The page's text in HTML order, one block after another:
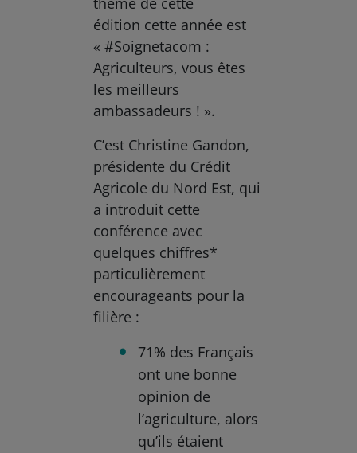
édition cette année est
« #Soignetacom :
Agriculteurs, vous êtes
les meilleurs
ambassadeurs ! ».
C’est Christine Gandon,
présidente du Crédit
Agricole du Nord Est, qui
a introduit cette
conférence avec
quelques chiffres*
particulièrement
encourageants pour la
filière :
71% des Français
ont une bonne
opinion de
l’agriculture, alors
qu’ils étaient